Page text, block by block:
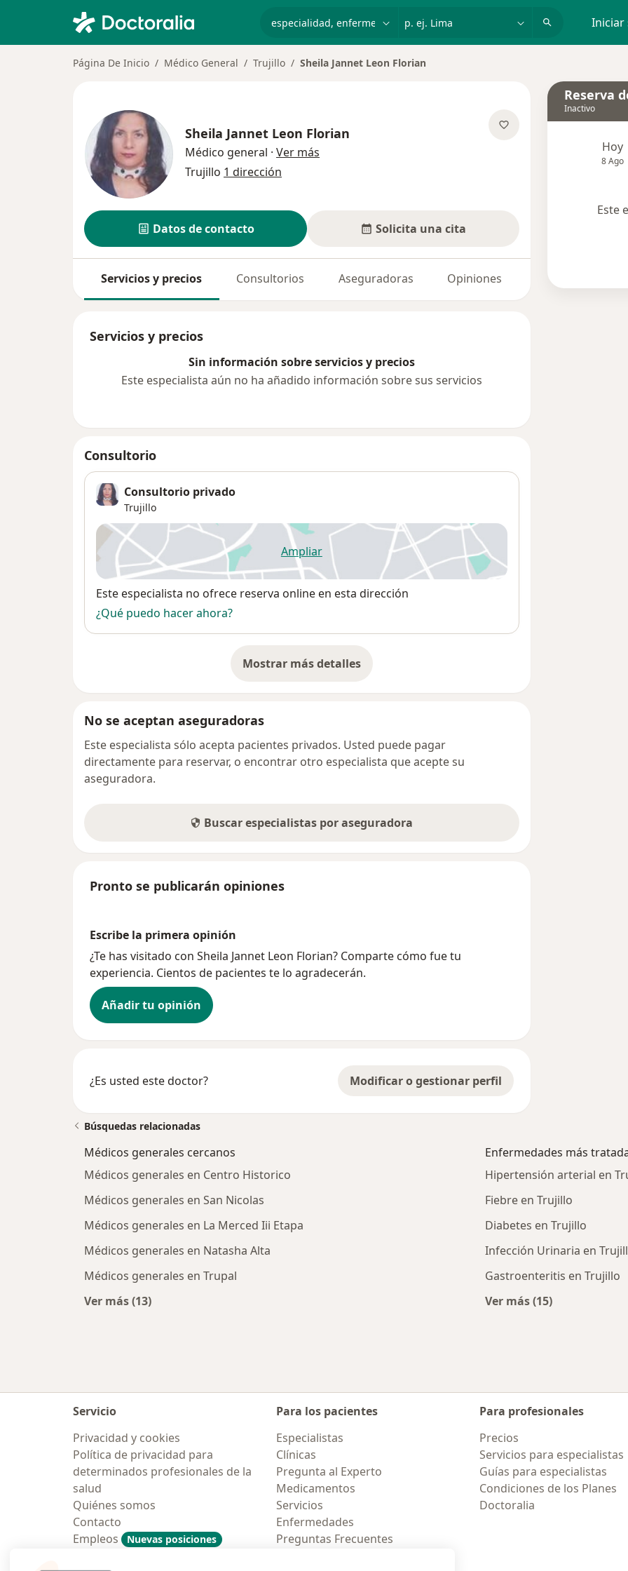
Iniciar
Página De Inicio Médico General Trujillo Sheila Jannet Leon Florian
Sheila Jannet Leon Florian
Médico general · Ver más
Trujillo 1 dirección
Datos de contacto Solicita una cita
Servicios y precios Consultorios Aseguradoras Opiniones
Servicios y precios
Sin información sobre servicios y precios
Este especialista aún no ha añadido información sobre sus servicios
Consultorio
Consultorio privado
Trujillo
Ampliarse abre en una nueva pestaña
Disponibilidad
Este especialista no ofrece reserva online en esta dirección
¿Qué puedo hacer ahora?
Mostrar más detalles
sobre la dirección
No se aceptan aseguradoras
Este especialista sólo acepta pacientes privados. Usted puede pagar
directamente para reservar, o encontrar otro especialista que acepte su
aseguradora.
Buscar especialistas por aseguradora
Pronto se publicarán opiniones
Escribe la primera opinión
¿Te has visitado con Sheila Jannet Leon Florian? Comparte cómo fue tu
experiencia. Cientos de pacientes te lo agradecerán.
Añadir tu opinión
¿Es usted este doctor? Modificar o gestionar perfil
Reserva
Inactivo
Hoy
8 Ago
Este
Búsquedas relacionadas
Médicos generales cercanos
Médicos generales en Centro Historico
Médicos generales en San Nicolas
Médicos generales en La Merced Iii Etapa
Médicos generales en Natasha Alta
Médicos generales en Trupal
Ver más (13)
Enfermedades más
Hipertensión arterial en
Fiebre en Trujillo
Diabetes en Trujillo
Infección Urinaria en
Gastroenteritis en Trujillo
Ver más (15)
Servicio
Privacidad y cookies
Política de privacidad para
determinados profesionales de la
salud
Quiénes somos
Contacto
Empleos
Nuevas posiciones
Para los pacientes
Especialistas
Clínicas
Pregunta al Experto
Medicamentos
Servicios
Enfermedades
Preguntas Frecuentes
Para profesionales
Precios
Servicios para especialistas
Guías para especialistas
Condiciones de los Planes
Doctoralia